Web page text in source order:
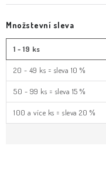
Množstevní sleva
1 - 19 ks
20 - 49 ks = sleva 10 %
50 - 99 ks = sleva 15 %
100 a více ks = sleva 20 %